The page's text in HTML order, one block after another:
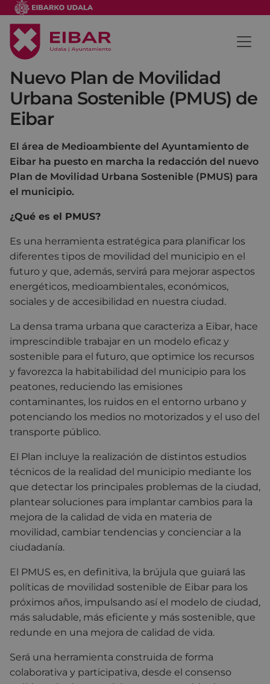
Nuevo Plan de Movilidad
Urbana Sostenible (PMUS) de
Eibar
El área de Medioambiente del Ayuntamiento de
Eibar ha puesto en marcha la redacción del nuevo
Plan de Movilidad Urbana Sostenible (PMUS) para
el municipio.
¿Qué es el PMUS?
Es una herramienta estratégica para planificar los
diferentes tipos de movilidad del municipio en el
futuro y que, además, servirá para mejorar aspectos
energéticos, medioambientales, económicos,
sociales y de accesibilidad en nuestra ciudad.
La densa trama urbana que caracteriza a Eibar, hace
imprescindible trabajar en un modelo eficaz y
sostenible para el futuro, que optimice los recursos
y favorezca la habitabilidad del municipio para los
peatones, reduciendo las emisiones
contaminantes, los ruidos en el entorno urbano y
potenciando los medios no motorizados y el uso del
transporte público.
El Plan incluye la realización de distintos estudios
técnicos de la realidad del municipio mediante los
que detectar los principales problemas de la ciudad,
plantear soluciones para implantar cambios para la
mejora de la calidad de vida en materia de
movilidad, cambiar tendencias y concienciar a la
ciudadanía.
El PMUS es, en definitiva, la brújula que guiará las
políticas de movilidad sostenible de Eibar para los
próximos años, impulsando así el modelo de ciudad,
más saludable, más eficiente y más sostenible, que
redunde en una mejora de calidad de vida.
Será una herramienta construida de forma
colaborativa y participativa, desde el consenso